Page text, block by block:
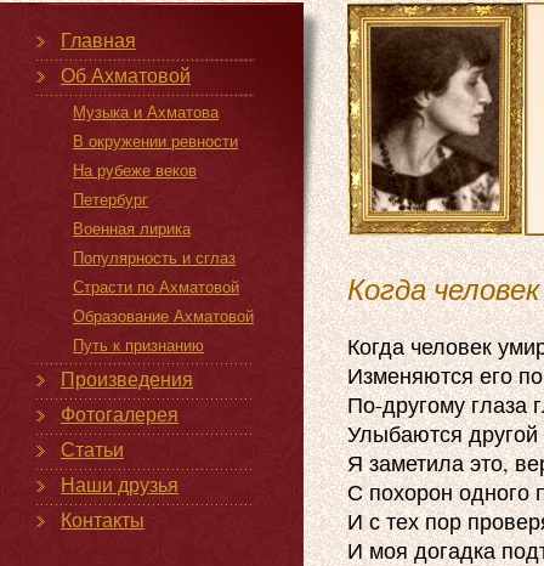
Главная
Об Ахматовой
Музыка и Ахматова
В окружении ревности
На рубеже веков
Петербург
Военная лирика
Популярность и сглаз
Страсти по Ахматовой
Образование Ахматовой
Путь к признанию
Произведения
Фотогалерея
Статьи
Наши друзья
Контакты
Когда
Когда человек
Изменяются его
По-другому глаза
Улыбаются
Я заметила это,
С похорон одного
И с тех пор
И моя догадка